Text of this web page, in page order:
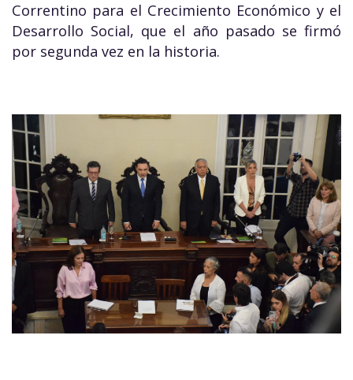
Correntino para el Crecimiento Económico y el
Desarrollo Social, que el año pasado se firmó
por segunda vez en la historia.